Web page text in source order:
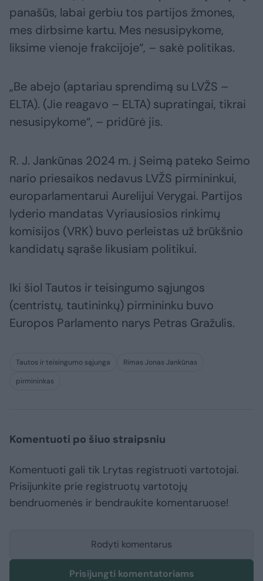
panašūs, labai gerbiu tos partijos žmones,
mes dirbsime kartu. Mes nesusipykome,
liksime vienoje frakcijoje“, – sakė politikas.
„Be abejo (aptariau sprendimą su LVŽS –
ELTA). (Jie reagavo – ELTA) supratingai, tikrai
nesusipykome“, – pridūrė jis.
R. J. Jankūnas 2024 m. į Seimą pateko Seimo
nario priesaikos nedavus LVŽS pirmininkui,
europarlamentarui Aurelijui Verygai. Partijos
lyderio mandatas Vyriausiosios rinkimų
komisijos (VRK) buvo perleistas už brūkšnio
kandidatų sąraše likusiam politikui.
Iki šiol Tautos ir teisingumo sąjungos
(centristų, tautininkų) pirmininku buvo
Europos Parlamento narys Petras Gražulis.
Tautos ir teisingumo sąjunga
Rimas Jonas Jankūnas
pirmininkas
Komentuoti po šiuo straipsniu
Komentuoti gali tik Lrytas registruoti vartotojai.
Prisijunkite prie registruotų vartotojų
bendruomenės ir bendraukite komentaruose!
Rodyti komentarus
Prisijungti komentatoriams